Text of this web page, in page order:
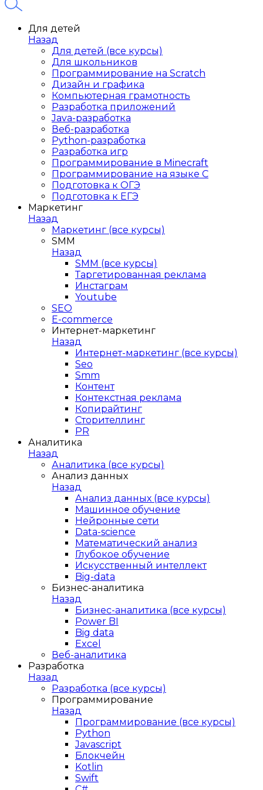
Для детей
Назад
Для детей (все курсы)
Для школьников
Программирование на Scratch
Дизайн и графика
Компьютерная грамотность
Разработка приложений
Java-разработка
Веб-разработка
Python-разработка
Разработка игр
Программирование в Minecraft
Программирование на языке C
Подготовка к ОГЭ
Подготовка к ЕГЭ
Маркетинг
Назад
Маркетинг (все курсы)
SMM
Назад
SMM (все курсы)
Таргетированная реклама
Инстаграм
Youtube
SEO
E-сommerce
Интернет-маркетинг
Назад
Интернет-маркетинг (все курсы)
Seo
Smm
Контент
Контекстная реклама
Копирайтинг
Сторителлинг
PR
Аналитика
Назад
Аналитика (все курсы)
Анализ данных
Назад
Анализ данных (все курсы)
Машинное обучение
Нейронные сети
Data-science
Математический анализ
Глубокое обучение
Искусственный интеллект
Big-data
Бизнес-аналитика
Назад
Бизнес-аналитика (все курсы)
Power BI
Big data
Excel
Веб-аналитика
Разработка
Назад
Разработка (все курсы)
Программирование
Назад
Программирование (все курсы)
Python
Javascript
Блокчейн
Kotlin
Swift